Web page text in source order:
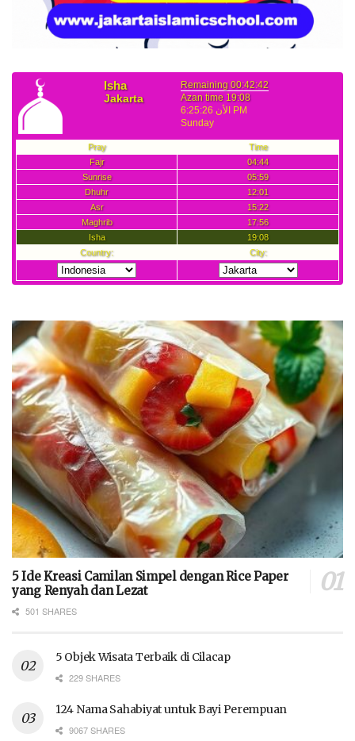
5 Ide Kreasi Camilan Simpel dengan Rice Paper
yang Renyah dan Lezat
501 SHARES
5 Objek Wisata Terbaik di Cilacap
229 SHARES
124 Nama Sahabiyat untuk Bayi Perempuan
9067 SHARES